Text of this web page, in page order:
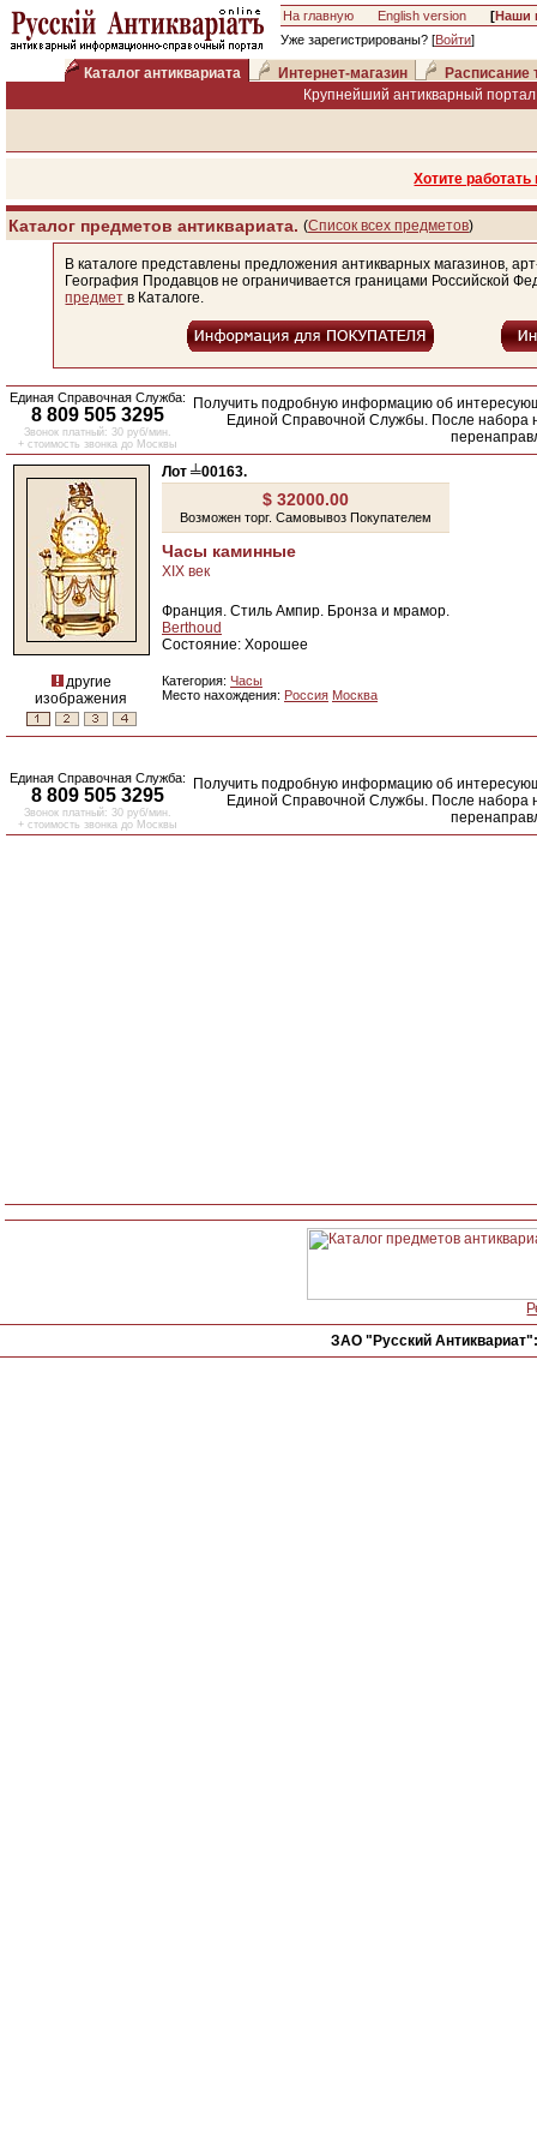
На главную English version [Наши
Уже зарегистрированы? [Войти]
Каталог антиквариата Интернет-магазин
Расписание
Крупнейший антикварный
Хотите
Каталог предметов антиквариата. (Список всех предметов)
В каталоге представлены предложения антикварных магазинов,
География Продавцов не ограничивается границами Российской
предмет в Каталоге.
Единая Справочная Служба:
8 809 505 3295
Звонок платный: 30 руб/мин.
+ стоимость звонка до Москвы
Получить подробную информацию об
Единой Справочной Службы. После набора
другие
изображения
Лот ╧00163.
$ 32000.00
Возможен торг. Самовывоз Покупателем
Часы каминные
XIX век
Франция. Стиль Ампир. Бронза и мрамор.
Berthoud
Состояние: Хорошее
Категория: Часы
Место нахождения: Россия Москва
Единая Справочная Служба:
8 809 505 3295
Звонок платный: 30 руб/мин.
+ стоимость звонка до Москвы
Получить подробную информацию об
Единой Справочной Службы. После набора
ЗАО "Русский Антиквариат":